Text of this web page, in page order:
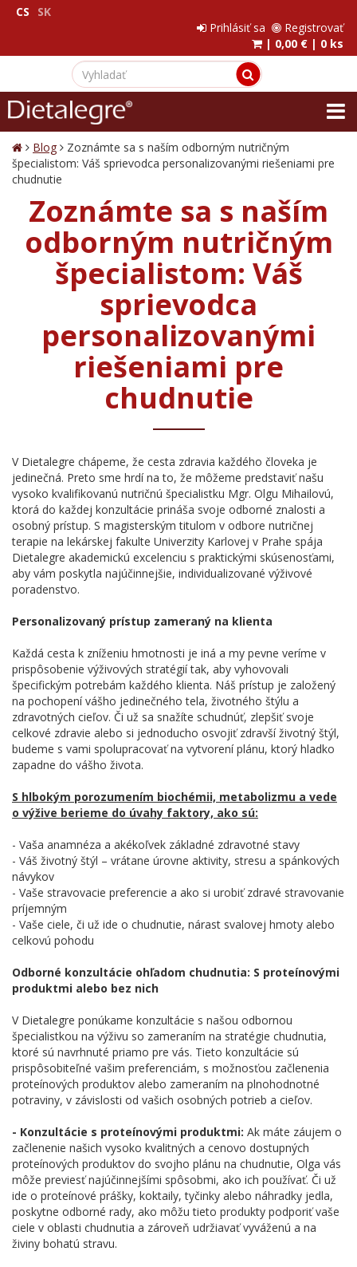
CS
SK
Prihlásiť sa
Registrovať
| 0,00 € | 0 ks
Blog
Zoznámte sa s naším odborným nutričným
špecialistom: Váš sprievodca personalizovanými riešeniami pre
chudnutie
Zoznámte sa s naším
odborným nutričným
špecialistom: Váš
sprievodca
personalizovanými
riešeniami pre
chudnutie
V Dietalegre chápeme, že cesta zdravia každého človeka je
jedinečná. Preto sme hrdí na to, že môžeme predstaviť našu
vysoko kvalifikovanú nutričnú špecialistku Mgr. Olgu Mihailovú,
ktorá do každej konzultácie prináša svoje odborné znalosti a
osobný prístup. S magisterským titulom v odbore nutričnej
terapie na lekárskej fakulte Univerzity Karlovej v Prahe spája
Dietalegre akademickú excelenciu s praktickými skúsenosťami,
aby vám poskytla najúčinnejšie, individualizované výživové
poradenstvo.
Personalizovaný prístup zameraný na klienta
Každá cesta k zníženiu hmotnosti je iná a my pevne veríme v
prispôsobenie výživových stratégií tak, aby vyhovovali
špecifickým potrebám každého klienta. Náš prístup je založený
na pochopení vášho jedinečného tela, životného štýlu a
zdravotných cieľov. Či už sa snažíte schudnúť, zlepšiť svoje
celkové zdravie alebo si jednoducho osvojiť zdravší životný štýl,
budeme s vami spolupracovať na vytvorení plánu, ktorý hladko
zapadne do vášho života.
S hlbokým porozumením biochémii, metabolizmu a vede
o výžive berieme do úvahy faktory, ako sú:
- Vaša anamnéza a akékoľvek základné zdravotné stavy
- Váš životný štýl – vrátane úrovne aktivity, stresu a spánkových
návykov
- Vaše stravovacie preferencie a ako si urobiť zdravé stravovanie
príjemným
- Vaše ciele, či už ide o chudnutie, nárast svalovej hmoty alebo
celkovú pohodu
Odborné konzultácie ohľadom chudnutia: S proteínovými
produktmi alebo bez nich
V Dietalegre ponúkame konzultácie s našou odbornou
špecialistkou na výživu so zameraním na stratégie chudnutia,
ktoré sú navrhnuté priamo pre vás. Tieto konzultácie sú
prispôsobiteľné vašim preferenciám, s možnosťou začlenenia
proteínových produktov alebo zameraním na plnohodnotné
potraviny, v závislosti od vašich osobných potrieb a cieľov.
- Konzultácie s proteínovými produktmi: Ak máte záujem o
začlenenie našich vysoko kvalitných a cenovo dostupných
proteínových produktov do svojho plánu na chudnutie, Olga vás
môže previesť najúčinnejšími spôsobmi, ako ich používať. Či už
ide o proteínové prášky, koktaily, tyčinky alebo náhradky jedla,
poskytne odborné rady, ako môžu tieto produkty podporiť vaše
ciele v oblasti chudnutia a zároveň udržiavať vyváženú a na
živiny bohatú stravu.